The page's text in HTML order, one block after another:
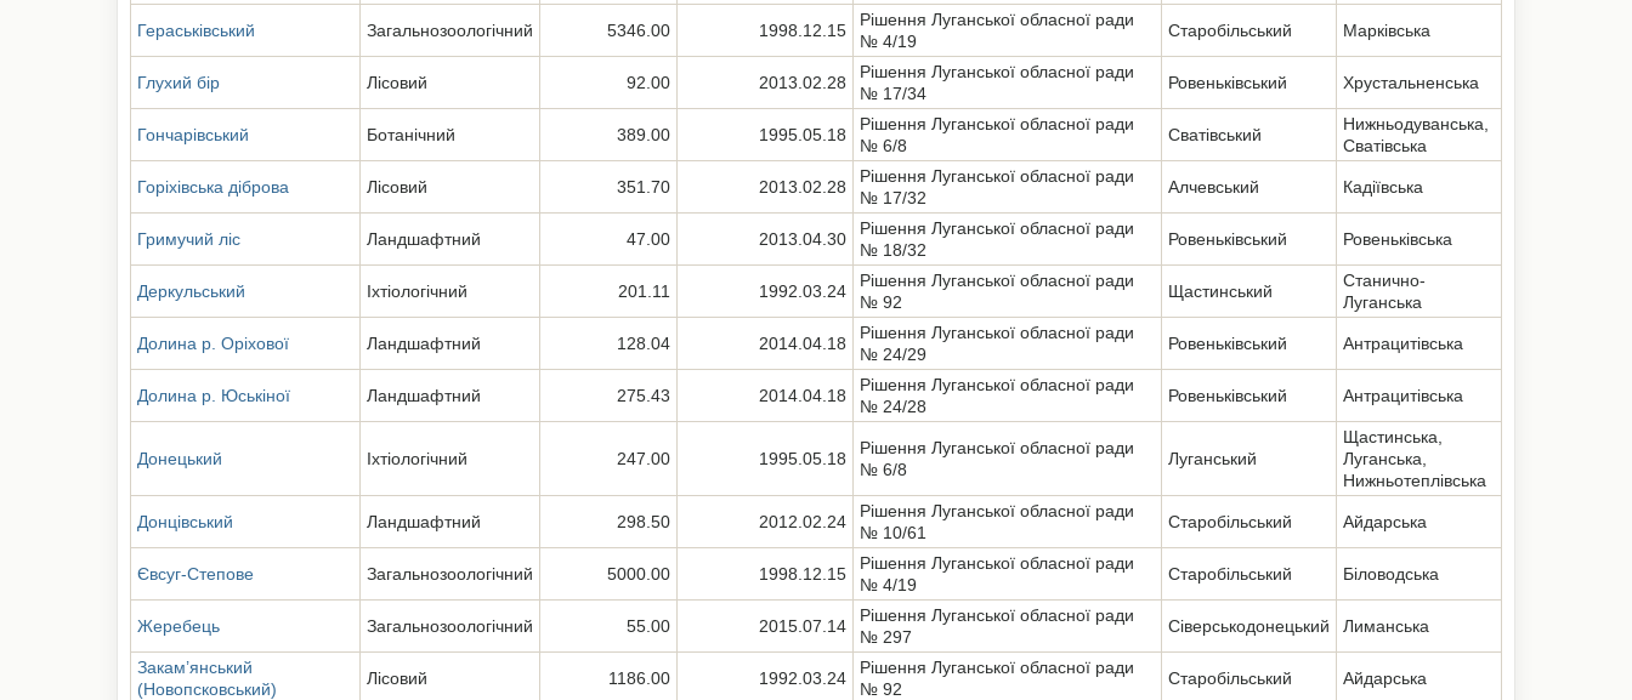
Гераськівський Загальнозоологічний 5346.00 1998.12.15
Рішення Луганської обласної ради
№ 4/19
Старобільський Марківська
Глухий бір Лісовий 92.00 2013.02.28
Рішення Луганської обласної ради
№ 17/34
Ровеньківський Хрустальненська
Гончарівський Ботанічний 389.00 1995.05.18
Рішення Луганської обласної ради
№ 6/8
Сватівський
Нижньодуванська,
Сватівська
Горіхівська діброва Лісовий 351.70 2013.02.28
Рішення Луганської обласної ради
№ 17/32
Алчевський Кадіївська
Гримучий ліс Ландшафтний 47.00 2013.04.30
Рішення Луганської обласної ради
№ 18/32
Ровеньківський Ровеньківська
Деркульський Іхтіологічний 201.11 1992.03.24
Рішення Луганської обласної ради
№ 92
Щастинський
Станично-
Луганська
Долина р. Оріхової Ландшафтний 128.04 2014.04.18
Рішення Луганської обласної ради
№ 24/29
Ровеньківський Антрацитівська
Долина р. Юськіної Ландшафтний 275.43 2014.04.18
Рішення Луганської обласної ради
№ 24/28
Ровеньківський Антрацитівська
Донецький Іхтіологічний 247.00 1995.05.18
Рішення Луганської обласної ради
№ 6/8
Луганський
Щастинська,
Луганська,
Нижньотеплівська
Донцівський Ландшафтний 298.50 2012.02.24
Рішення Луганської обласної ради
№ 10/61
Старобільський Айдарська
Євсуг-Степове Загальнозоологічний 5000.00 1998.12.15
Рішення Луганської обласної ради
№ 4/19
Старобільський Біловодська
Жеребець Загальнозоологічний 55.00 2015.07.14
Рішення Луганської обласної ради
№ 297
Сіверськодонецький Лиманська
Закам’янський
(Новопсковський)
Лісовий 1186.00 1992.03.24
Рішення Луганської обласної ради
№ 92
Старобільський Айдарська